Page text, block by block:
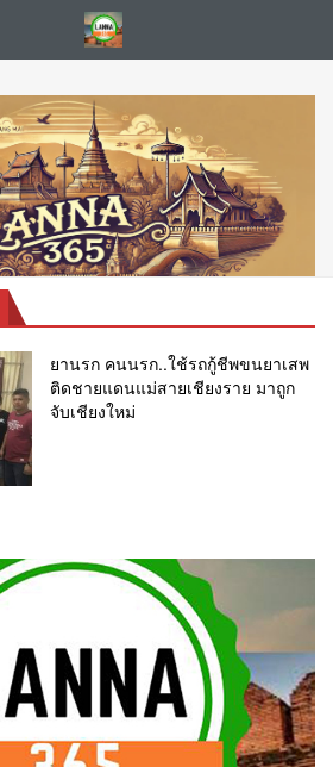
ยานรก คนนรก..ใช้รถกู้ชีพขนยาเสพ
ติดชายแดนแม่สายเชียงราย มาถูก
จับเชียงใหม่